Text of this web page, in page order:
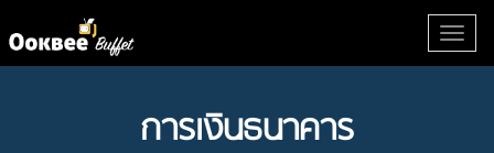
การเงินธนาคาร